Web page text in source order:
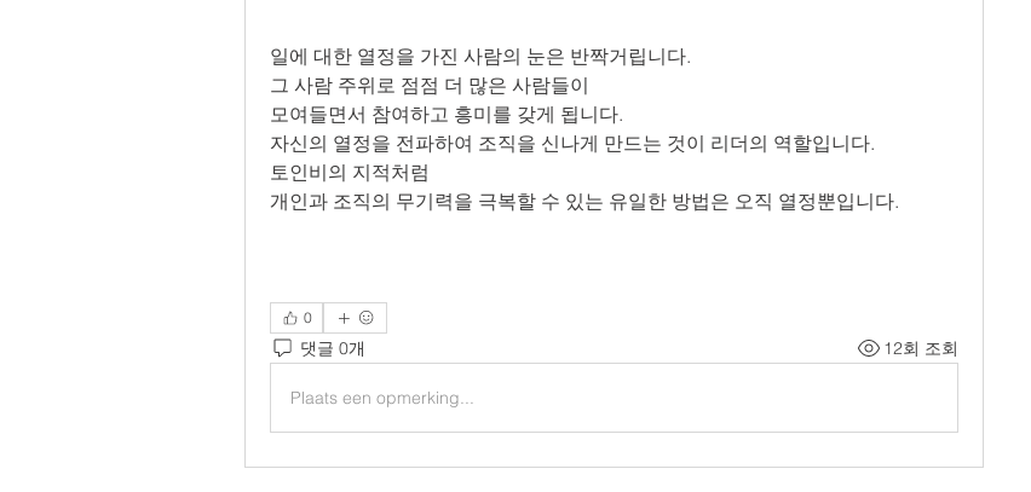
일에 대한 열정을 가진 사람의 눈은 반짝거립니다.
그 사람 주위로 점점 더 많은 사람들이
모여들면서 참여하고 흥미를 갖게 됩니다.
자신의 열정을 전파하여 조직을 신나게 만드는 것이 리더의 역할입니다.
토인비의 지적처럼
개인과 조직의 무기력을 극복할 수 있는 유일한 방법은 오직 열정뿐입니다.
0
댓글 0개 12회 조회
Plaats een opmerking...